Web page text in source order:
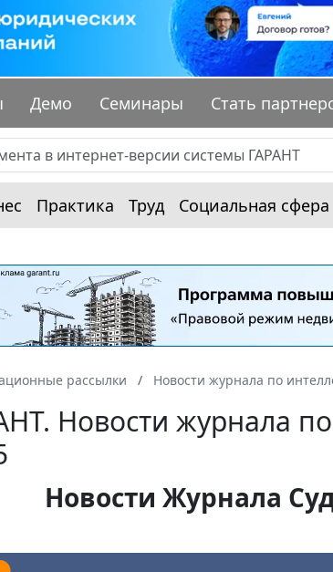
Демо Семинары Стать
Практика Труд Социальная сфера
рассылки Новости журнала по
Новости журнала
Новости Журнала